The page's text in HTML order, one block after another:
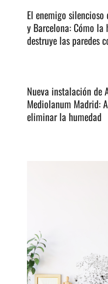
El enemigo
y Barcelona: Cómo
destruye las paredes
Nueva instalación de
Mediolanum Madrid:
eliminar la humedad